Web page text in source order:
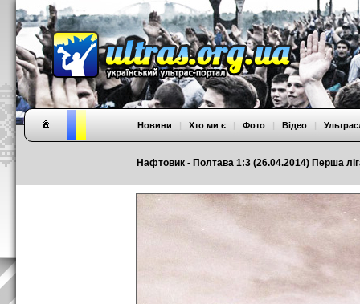
Нафтовик - Полтава 1:3 (26.04.2014) Перша
Новини | Хто ми є | Фото | Відео |